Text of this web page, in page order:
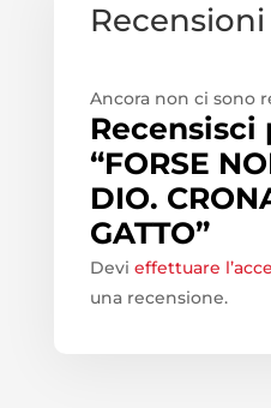
Recensioni
Ancora non ci sono
“FORSE
DIO.
GATTO”
Devi effettuare
una recensione.